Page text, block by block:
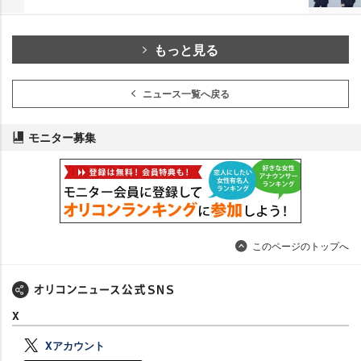
もっと見る
ニュース一覧へ戻る
モニター募集
このページのトップへ
X
Xアカウント